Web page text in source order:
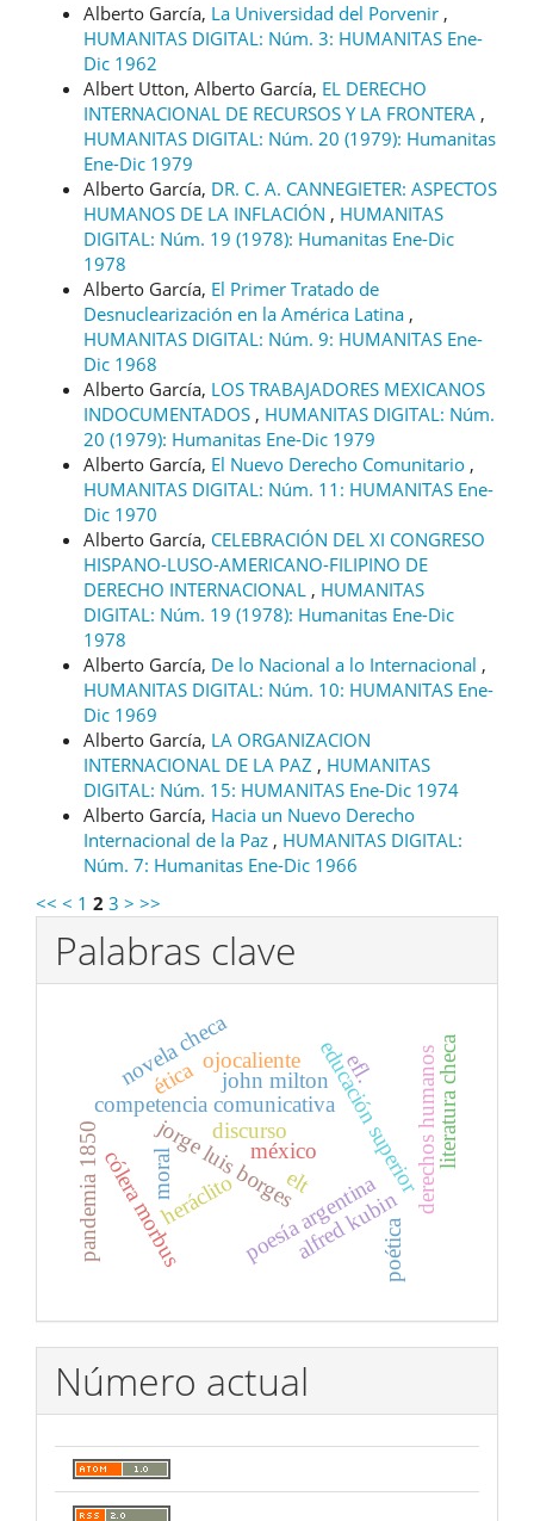
Alberto García, La Universidad del Porvenir ,
HUMANITAS DIGITAL: Núm. 3: HUMANITAS Ene-
Dic 1962
Albert Utton, Alberto García, EL DERECHO
INTERNACIONAL DE RECURSOS Y LA FRONTERA ,
HUMANITAS DIGITAL: Núm. 20 (1979): Humanitas
Ene-Dic 1979
Alberto García, DR. C. A. CANNEGIETER: ASPECTOS
HUMANOS DE LA INFLACIÓN , HUMANITAS
DIGITAL: Núm. 19 (1978): Humanitas Ene-Dic
1978
Alberto García, El Primer Tratado de
Desnuclearización en la América Latina ,
HUMANITAS DIGITAL: Núm. 9: HUMANITAS Ene-
Dic 1968
Alberto García, LOS TRABAJADORES MEXICANOS
INDOCUMENTADOS , HUMANITAS DIGITAL: Núm.
20 (1979): Humanitas Ene-Dic 1979
Alberto García, El Nuevo Derecho Comunitario ,
HUMANITAS DIGITAL: Núm. 11: HUMANITAS Ene-
Dic 1970
Alberto García, CELEBRACIÓN DEL XI CONGRESO
HISPANO-LUSO-AMERICANO-FILIPINO DE
DERECHO INTERNACIONAL , HUMANITAS
DIGITAL: Núm. 19 (1978): Humanitas Ene-Dic
1978
Alberto García, De lo Nacional a lo Internacional ,
HUMANITAS DIGITAL: Núm. 10: HUMANITAS Ene-
Dic 1969
Alberto García, LA ORGANIZACION
INTERNACIONAL DE LA PAZ , HUMANITAS
DIGITAL: Núm. 15: HUMANITAS Ene-Dic 1974
Alberto García, Hacia un Nuevo Derecho
Internacional de la Paz , HUMANITAS DIGITAL:
Núm. 7: Humanitas Ene-Dic 1966
<< < 1 2 3 > >>
Palabras clave
discurso
competencia comunicativaeducación superior
jorge luis borges
heráclito
john milton
poesía argentina
derechos humanos
ética
moral méxico
alfred kubin
novela checa literatura checa
elt
efl.
cólera morbus
pandemia 1850
ojocaliente
poética
Número actual